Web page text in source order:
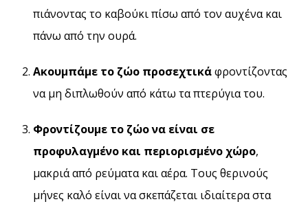
πιάνοντας το καβούκι πίσω από τον αυχένα και
πάνω από την ουρά.
Ακουμπάμε το ζώο προσεχτικάφροντίζοντας
να μη διπλωθούν από κάτω τα πτερύγια του.
Φροντίζουμε το ζώο να είναι σε
προφυλαγμένο και περιορισμένο χώρο,
μακριά από ρεύματα και αέρα. Τους θερινούς
μήνες καλό είναι να σκεπάζεται ιδιαίτερα στα